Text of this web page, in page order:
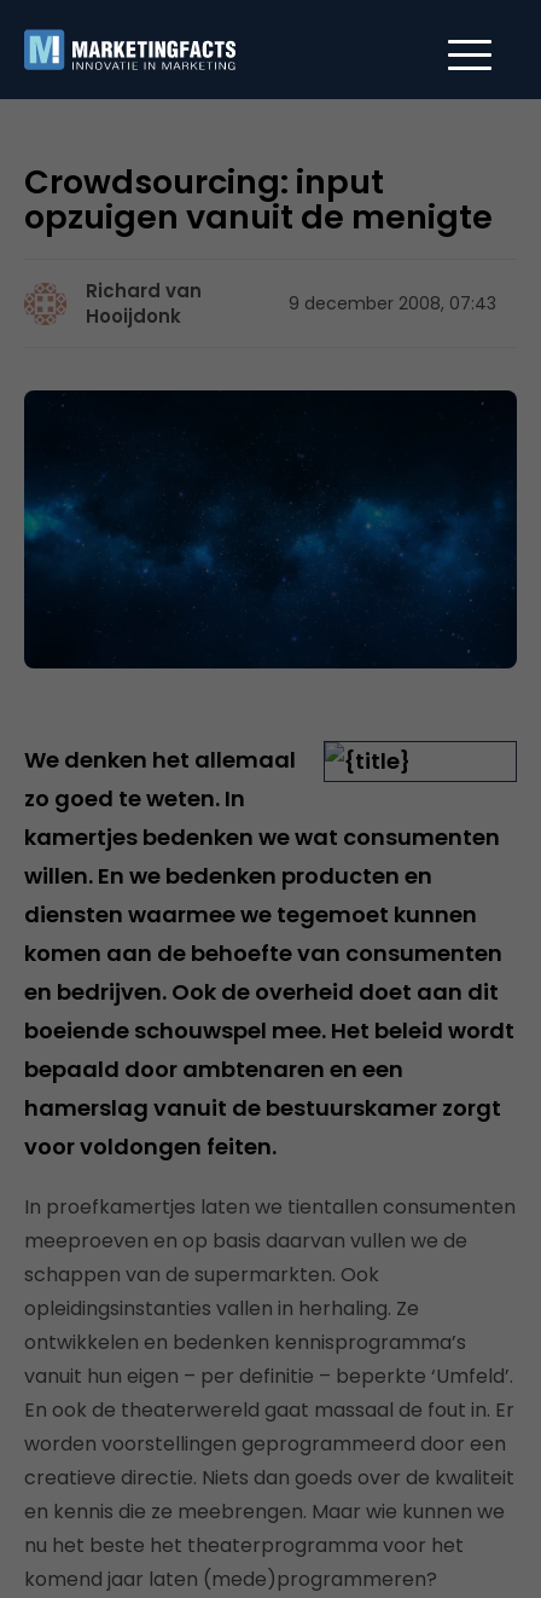
Crowdsourcing: input
opzuigen vanuit de menigte
Richard van
Hooijdonk
9 december 2008, 07:43
We denken het allemaal
zo goed te weten. In
kamertjes bedenken we wat consumenten
willen. En we bedenken producten en
diensten waarmee we tegemoet kunnen
komen aan de behoefte van consumenten
en bedrijven. Ook de overheid doet aan dit
boeiende schouwspel mee. Het beleid wordt
bepaald door ambtenaren en een
hamerslag vanuit de bestuurskamer zorgt
voor voldongen feiten.
In proefkamertjes laten we tientallen consumenten
meeproeven en op basis daarvan vullen we de
schappen van de supermarkten. Ook
opleidingsinstanties vallen in herhaling. Ze
ontwikkelen en bedenken kennisprogramma’s
vanuit hun eigen – per definitie – beperkte ‘Umfeld’.
En ook de theaterwereld gaat massaal de fout in. Er
worden voorstellingen geprogrammeerd door een
creatieve directie. Niets dan goeds over de kwaliteit
en kennis die ze meebrengen. Maar wie kunnen we
nu het beste het theaterprogramma voor het
komend jaar laten (mede)programmeren?